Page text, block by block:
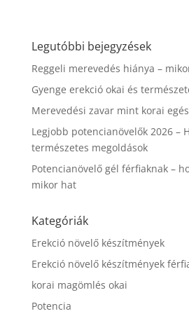
Legutóbbi bejegyzések
Reggeli merevedés hiánya –
Gyenge erekció okai és
Merevedési zavar mint korai
Legjobb potencianövelők 2026 –
természetes megoldások
Potencianövelő gél férfiaknak –
mikor hat
Kategóriák
Erekció növelő készítmények
Erekció növelő készítmények
korai magömlés okai
Potencia